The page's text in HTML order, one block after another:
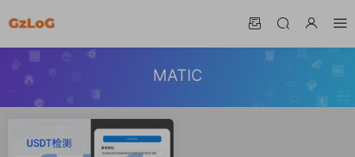
MATIC